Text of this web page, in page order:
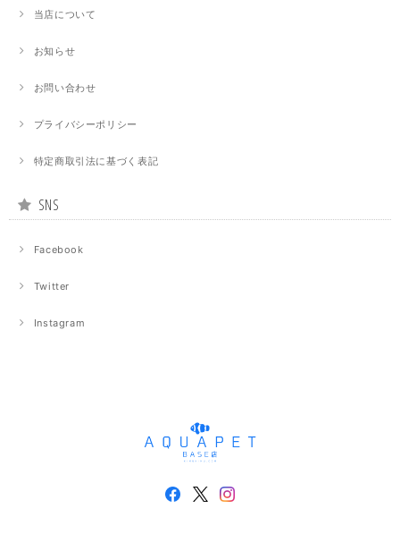
当店について
お知らせ
お問い合わせ
プライバシーポリシー
特定商取引法に基づく表記
SNS
Facebook
Twitter
Instagram